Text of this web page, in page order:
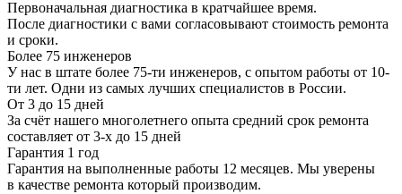
Первоначальная диагностика в кратчайшее время.
После диагностики с вами согласовывают стоимость ремонта
и сроки.
Более 75 инженеров
У нас в штате более 75-ти инженеров, с опытом работы от 10-
ти лет. Одни из самых лучших специалистов в России.
От 3 до 15 дней
За счёт нашего многолетнего опыта средний срок ремонта
составляет от 3-х до 15 дней
Гарантия 1 год
Гарантия на выполненные работы 12 месяцев. Мы уверены
в качестве ремонта который производим.